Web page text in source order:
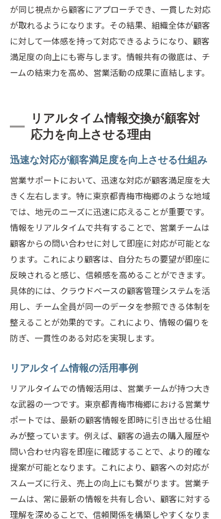
が同じ視点から顧客にアプローチでき、一貫した対応
が取れるようになります。その結果、組織全体が顧客
に対して一体感を持って対応できるようになり、顧客
満足度の向上にも寄与します。情報共有の徹底は、チ
ームの結束力を高め、営業活動の成果に直結します。
リアルタイム情報交換が顧客対
応力を向上させる理由
迅速な対応が顧客満足度を向上させる仕組み
営業サポートにおいて、迅速な対応が顧客満足度を大
きく左右します。特に東京都青梅市梅郷のような地域
では、地元のニーズに迅速に応えることが重要です。
情報をリアルタイムで共有することで、営業チームは
顧客からの問い合わせに対して即座に対応が可能とな
ります。これにより顧客は、自分たちの要望が即座に
反映されると感じ、信頼感を高めることができます。
具体的には、クラウドベースの顧客管理システムを活
用し、チーム全員が同一のデータを参照できる体制を
整えることが効果的です。これにより、情報の偏りを
防ぎ、一貫性のある対応を実現します。
リアルタイム情報の活用事例
リアルタイムでの情報活用は、営業チームが持つ大き
な武器の一つです。東京都青梅市梅郷における営業サ
ポートでは、最新の顧客情報を即時に引き出せる仕組
みが整っています。例えば、顧客の過去の購入履歴や
問い合わせ内容を即座に確認することで、より的確な
提案が可能となります。これにより、顧客への対応が
スムーズに行え、売上の向上にも繋がります。営業チ
ームは、常に最新の情報を共有し合い、顧客に対する
理解を深めることで、信頼関係を構築しやすくなりま